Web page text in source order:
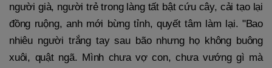
người già, người trẻ trong làng tất bật cứu cây, cải tạo lại
đồng ruộng, anh mới bừng tỉnh, quyết tâm làm lại. "Bao
nhiêu người trắng tay sau bão nhưng họ không buông
xuôi, quật ngã. Mình chưa vợ con, chưa vướng gì mà